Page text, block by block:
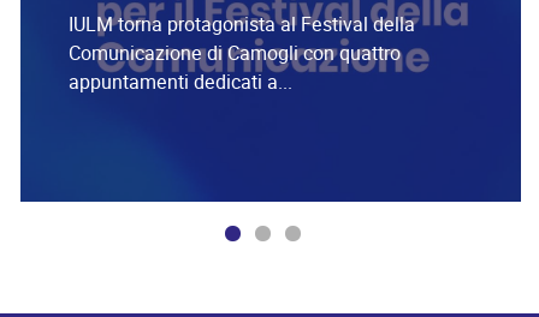
IULM torna protagonista al Festival della
Comunicazione di Camogli con quattro
appuntamenti dedicati a...